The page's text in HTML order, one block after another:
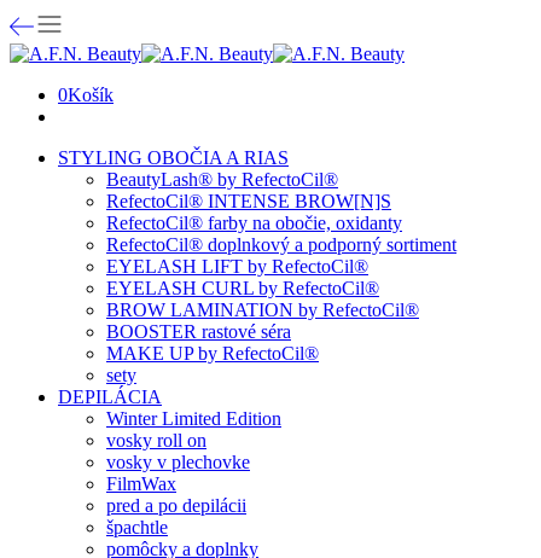
0Košík
STYLING OBOČIA A RIAS
BeautyLash® by RefectoCil®
RefectoCil® INTENSE BROW[N]S
RefectoCil® farby na obočie, oxidanty
RefectoCil® doplnkový a podporný sortiment
EYELASH LIFT by RefectoCil®
EYELASH CURL by RefectoCil®
BROW LAMINATION by RefectoCil®
BOOSTER rastové séra
MAKE UP by RefectoCil®
sety
DEPILÁCIA
Winter Limited Edition
vosky roll on
vosky v plechovke
FilmWax
pred a po depilácii
špachtle
pomôcky a doplnky